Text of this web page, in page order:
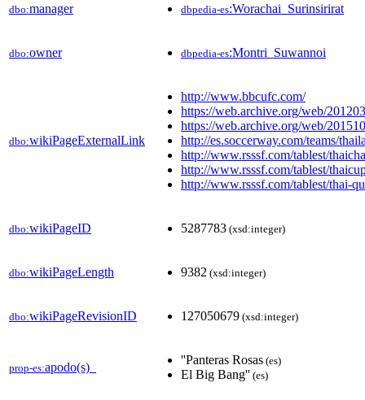
dbo:manager dbpedia-es:Worachai_Surinsirirat
dbo:owner dbpedia-es:Montri_Suwannoi
dbo:wikiPageExternalLink
http://www.bbcufc.com/
https://web.archive.org/web/
https://web.archive.org/web/
http://es.soccerway.com/teams/
http://www.rsssf.com/tablest/
http://www.rsssf.com/tablest/
http://www.rsssf.com/tablest/thai-
dbo:wikiPageID 5287783 (xsd:integer)
dbo:wikiPageLength 9382 (xsd:integer)
dbo:wikiPageRevisionID 127050679 (xsd:integer)
prop-es:apodo(s)_
''Panteras Rosas (es)
El Big Bang'' (es)